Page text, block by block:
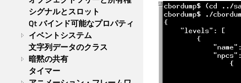
シグナルとスロット
Qt バインド可能なプロパティ
イベントシステム
文字列データのクラス
暗黙の共有
タイマー